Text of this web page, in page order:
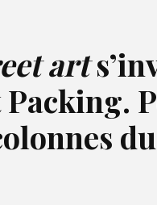
art
Packing.